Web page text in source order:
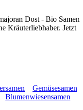
Dost - Bio Samen
Kräuterliebhaber. Jetzt
Gemüsesamen
Blumenwiesensamen